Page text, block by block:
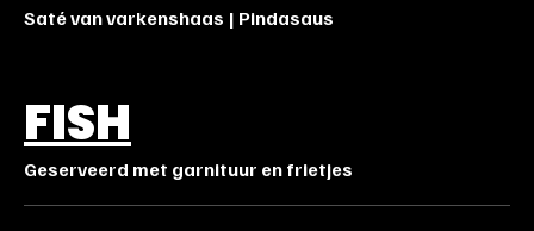
Saté van varkenshaas | Pindasaus
FISH
Geserveerd met garnituur en frietjes